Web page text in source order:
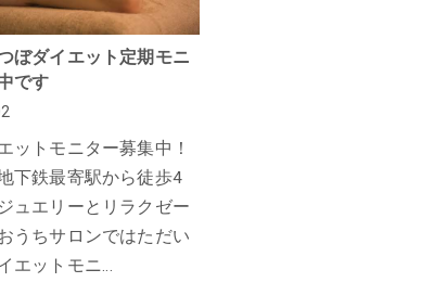
ぼダイエット定期モニ
です
ットモニター募集中！
下鉄最寄駅から徒歩4
ュエリーとリラクゼー
うちサロンではただい
エットモニ…